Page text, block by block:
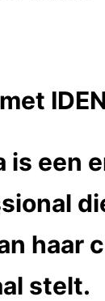
is een
haar
stelt.